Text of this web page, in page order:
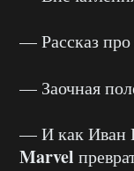
— Рассказ про
— Заочная
— И как Иван
Marvel